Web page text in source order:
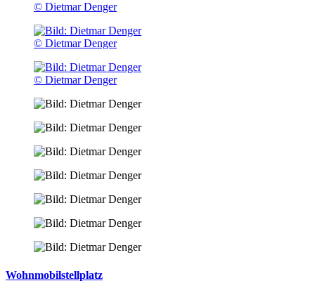
© Dietmar Denger
© Dietmar Denger
© Dietmar Denger
Wohnmobilstellplatz